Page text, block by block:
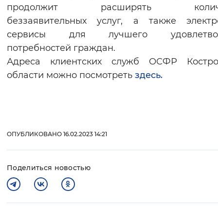
продолжит расширять
беззаявительных услуг, а также
сервисы для лучшего
потребностей граждан.
Адреса клиентских служб ОСФР
области можно посмотреть здесь.
ОПУБЛИКОВАНО 16.02.2023 14:21
Поделиться новостью